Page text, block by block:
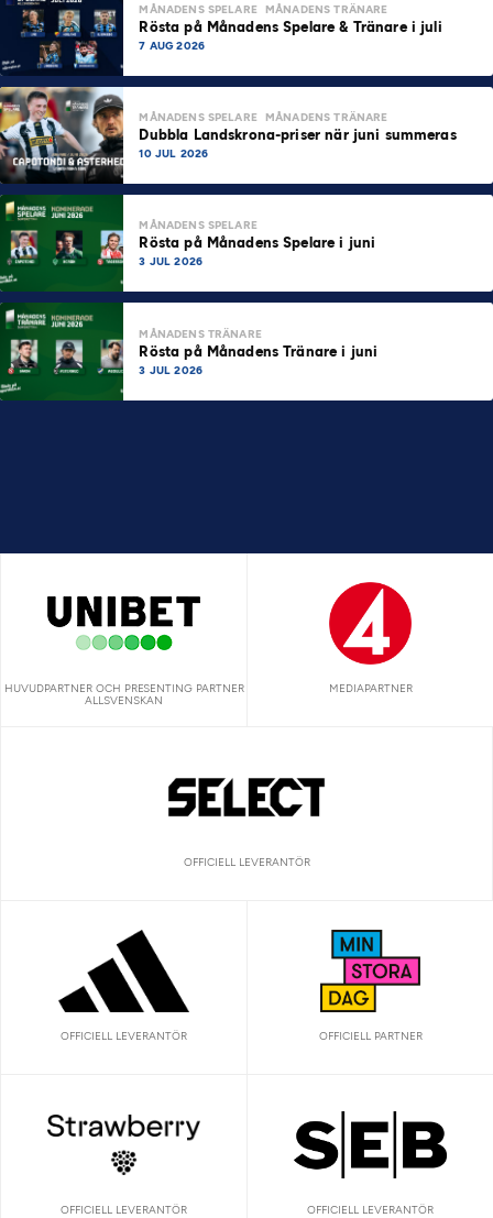
MÅNADENS SPELARE MÅNADENS TRÄNARE
Rösta på Månadens Spelare & Tränare i juli
7 AUG 2026
MÅNADENS SPELARE MÅNADENS TRÄNARE
Dubbla Landskrona-priser när juni summeras
10 JUL 2026
MÅNADENS SPELARE
Rösta på Månadens Spelare i juni
3 JUL 2026
MÅNADENS TRÄNARE
Rösta på Månadens Tränare i juni
3 JUL 2026
HUVUDPARTNER OCH PRESENTING PARTNER
ALLSVENSKAN
MEDIAPARTNER
OFFICIELL LEVERANTÖR
OFFICIELL LEVERANTÖR OFFICIELL PARTNER
OFFICIELL LEVERANTÖR OFFICIELL LEVERANTÖR